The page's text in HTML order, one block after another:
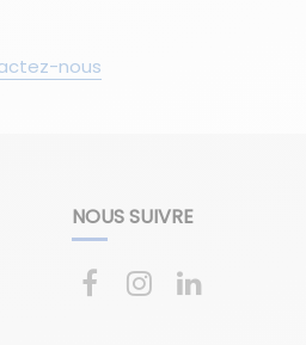
nous
NOUS SUIVRE